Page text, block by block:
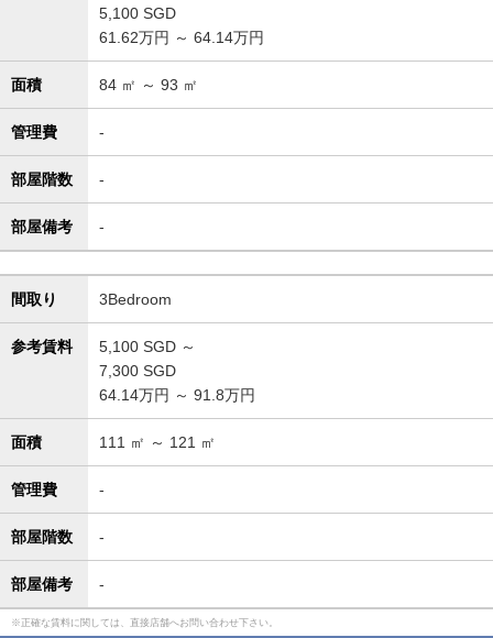
5,100 SGD
61.62万円 ～ 64.14万円
面積 84 ㎡ ～ 93 ㎡
管理費 -
部屋階数 -
部屋備考 -
間取り 3Bedroom
参考賃料 5,100 SGD ～
7,300 SGD
64.14万円 ～ 91.8万円
面積 111 ㎡ ～ 121 ㎡
管理費 -
部屋階数 -
部屋備考 -
正確な賃料に関しては、直接店舗へお問い合わせ下さい。